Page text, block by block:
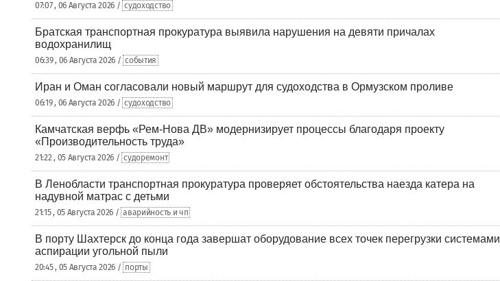
07:07 , 06 Августа 2026 / судоходство
Братская транспортная прокуратура выявила нарушения на девяти причалах
водохранилищ
06:39 , 06 Августа 2026 / события
Иран и Оман согласовали новый маршрут для судоходства в Ормузском проливе
06:19 , 06 Августа 2026 / судоходство
Камчатская верфь «Рем-Нова ДВ» модернизирует процессы благодаря проекту
«Производительность труда»
21:22 , 05 Августа 2026 / судоремонт
В Ленобласти транспортная прокуратура проверяет обстоятельства наезда катера на
надувной матрас с детьми
21:15 , 05 Августа 2026 / аварийность и чп
В порту Шахтерск до конца года завершат оборудование всех точек перегрузки системами
аспирации угольной пыли
20:45 , 05 Августа 2026 / порты